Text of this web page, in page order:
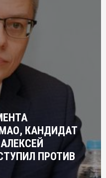
КАНДИДАТ
ПРОТИВ